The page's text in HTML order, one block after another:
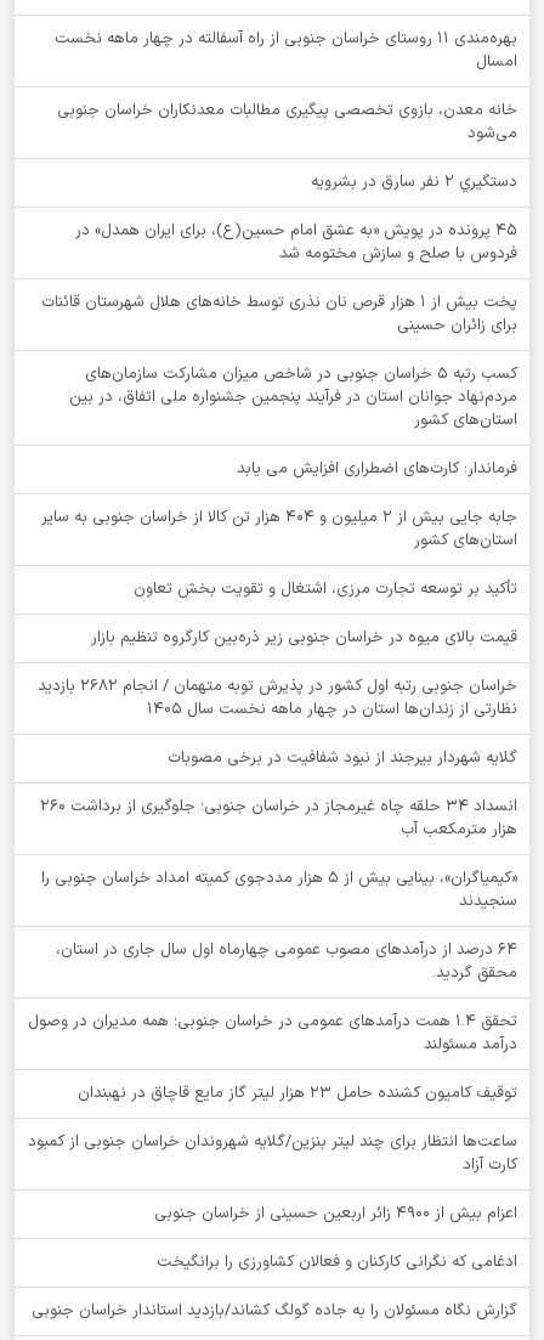
بهره‌مندی ۱۱ روستای خراسان جنوبی از راه آسفالته در چهار ماهه نخست
امسال
خانه معدن، بازوی تخصصی پیگیری مطالبات معدنکاران خراسان جنوبی
می‌شود
دستگيري 2 نفر سارق در بشرويه
۴۵ پرونده در پویش «به عشق امام حسین(ع)، برای ایران همدل» در
فردوس با صلح و سازش مختومه شد
پخت بیش از 1 هزار قرص نان نذری توسط خانه‌های هلال شهرستان قائنات
برای زائران حسینی
کسب رتبه ۵ خراسان جنوبی در شاخص میزان مشارکت سازمان‌های
مردم‌نهاد جوانان استان در فرآیند پنجمین جشنواره ملی اتفاق، در بین
استان‌های کشور
فرماندار: کارت‌های اضطراری افزایش می یابد
جابه جایی بیش از 2 میلیون و 404 هزار تن کالا از خراسان جنوبی به سایر
استان‌های کشور
تأکید بر توسعه تجارت مرزی، اشتغال و تقویت بخش تعاون
قیمت بالای میوه در خراسان جنوبی زیر ذره‌بین کارگروه تنظیم بازار
خراسان جنوبی رتبه اول کشور در پذیرش توبه متهمان / انجام ۲۶۸۲ بازدید
نظارتی از زندان‌ها استان در چهار ماهه نخست سال 1405
گلایه شهردار بیرجند از نبود شفافیت در برخی مصوبات
انسداد ۳۴ حلقه چاه غیرمجاز در خراسان جنوبی؛ جلوگیری از برداشت ۲۶۰
هزار مترمکعب آب
«کیمیاگران»، بینایی بیش از ۵ هزار مددجوی کمیته امداد خراسان جنوبی را
سنجیدند
64 درصد از درآمدهای مصوب عمومی چهارماه اول سال جاری در استان،
محقق گردید.
تحقق ۱.۴ همت درآمدهای عمومی در خراسان جنوبی؛ همه مدیران در وصول
درآمد مسئولند
توقيف کامیون کشنده حامل 23 هزار لیتر گاز مایع قاچاق در نهبندان
ساعت‌ها انتظار برای چند لیتر بنزین/گلایه شهروندان خراسان جنوبی از کمبود
کارت آزاد
اعزام بیش از 4900 زائر اربعین حسینی از خراسان جنوبی
ادغامی که نگرانی کارکنان و فعالان کشاورزی را برانگیخت
گزارش نگاه مسئولان را به جاده گولگ کشاند/بازدید استاندار خراسان جنوبی